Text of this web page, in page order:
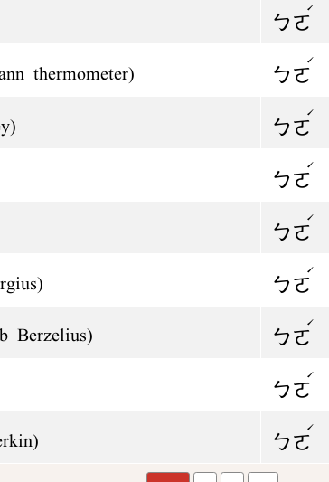
ㄅㄛ
ˊ
thermometer) ㄅㄛ
ˊ
ㄅㄛ
ˊ
ㄅㄛ
ˊ
ㄅㄛ
ˊ
ㄅㄛ
ˊ
Berzelius) ㄅㄛ
ˊ
ㄅㄛ
ˊ
ㄅㄛ
ˊ